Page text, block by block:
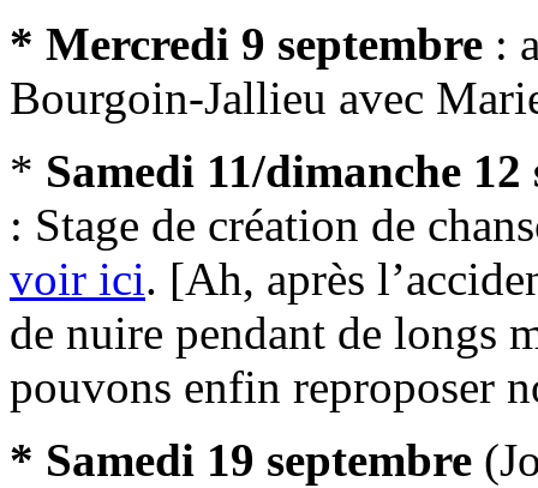
* Mercredi 9 septembre :
Bourgoin-Jallieu avec
* Samedi 11/dimanche 12
: Stage de création de
voir ici. [Ah, après
de nuire pendant de longs
pouvons enfin reproposer
* Samedi 19 septembre